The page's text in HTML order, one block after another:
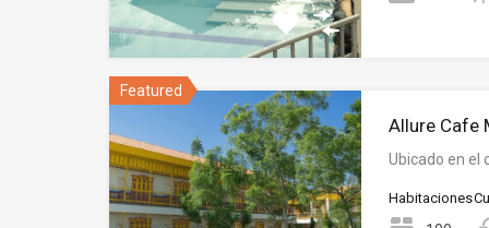
Featured
Allure Cafe
Ubicado en el
Habitaciones